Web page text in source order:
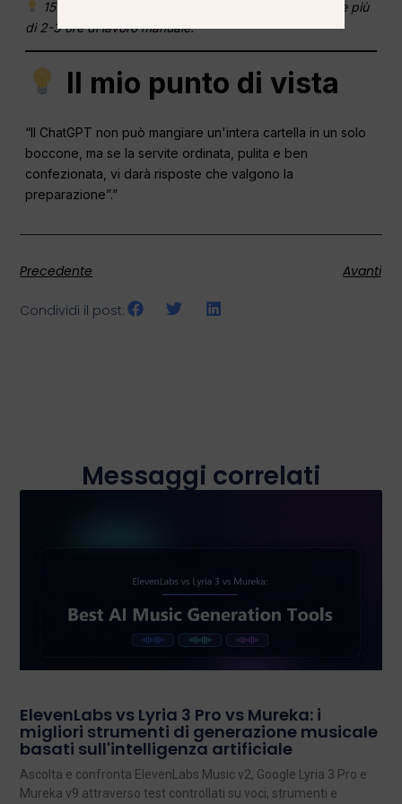
15 minuti di preparazione mi hanno fatto risparmiare più
di 2-3 ore di lavoro manuale.
Il mio punto di vista
“Il ChatGPT non può mangiare un'intera cartella in un solo
boccone, ma se la servite ordinata, pulita e ben
confezionata, vi darà risposte che valgono la
preparazione”.”
Precedente Avanti
Condividi il post:
Messaggi correlati
ElevenLabs vs Lyria 3 Pro vs Mureka: i
migliori strumenti di generazione musicale
basati sull'intelligenza artificiale
Ascolta e confronta ElevenLabs Music v2, Google Lyria 3 Pro e
Mureka v9 attraverso test controllati su voci, strumenti e